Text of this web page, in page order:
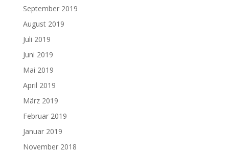
September 2019
August 2019
Juli 2019
Juni 2019
Mai 2019
April 2019
März 2019
Februar 2019
Januar 2019
November 2018